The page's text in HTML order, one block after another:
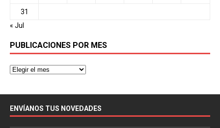
31
« Jul
PUBLICACIONES POR MES
ENVÍANOS TUS NOVEDADES